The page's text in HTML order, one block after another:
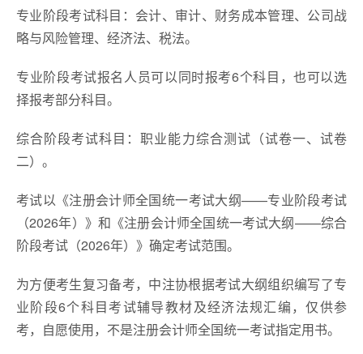
专业阶段考试科目：会计、审计、财务成本管理、公司战
略与风险管理、经济法、税法。
专业阶段考试报名人员可以同时报考6个科目，也可以选
择报考部分科目。
综合阶段考试科目：职业能力综合测试（试卷一、试卷
二）。
考试以《注册会计师全国统一考试大纲——专业阶段考试
（2026年）》和《注册会计师全国统一考试大纲——综合
阶段考试（2026年）》确定考试范围。
为方便考生复习备考，中注协根据考试大纲组织编写了专
业阶段6个科目考试辅导教材及经济法规汇编，仅供参
考，自愿使用，不是注册会计师全国统一考试指定用书。